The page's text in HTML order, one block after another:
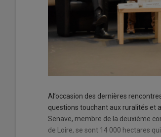
Al’occasion des dernières
questions touchant aux ruralités et
Senave, membre de la deuxième
de Loire, se sont 14 000 hectares